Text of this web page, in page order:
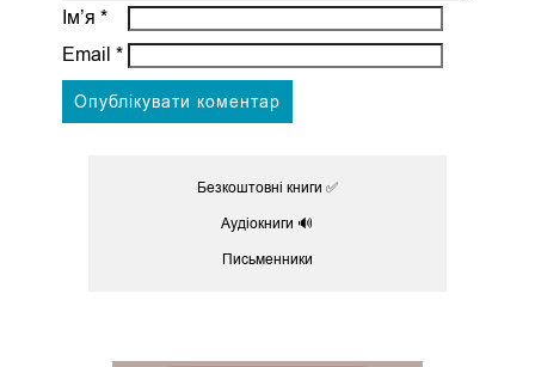
Ім’я *
Email *
Безкоштовні книги ✅
Аудіокниги 🔊
Письменники